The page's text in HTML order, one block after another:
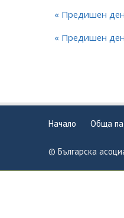
« Предишен ден
« Предишен ден
Начало Обща
© Българска